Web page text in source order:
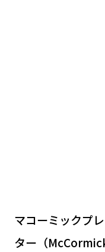
マコーミックプ
ター（